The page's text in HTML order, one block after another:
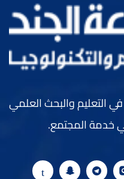
في التعليم والبحث العلمي
خدمة المجتمع.